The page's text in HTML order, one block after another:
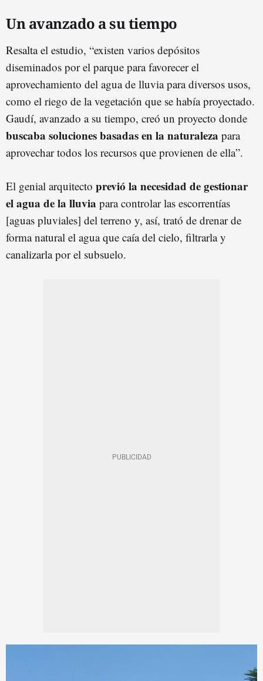
Un avanzado a su tiempo
Resalta el estudio, “existen varios depósitos
diseminados por el parque para favorecer el
aprovechamiento del agua de lluvia para diversos usos,
como el riego de la vegetación que se había proyectado.
Gaudí, avanzado a su tiempo, creó un proyecto donde
buscaba soluciones basadas en la naturaleza para
aprovechar todos los recursos que provienen de ella”.
El genial arquitecto previó la necesidad de gestionar
el agua de la lluvia para controlar las escorrentías
[aguas pluviales] del terreno y, así, trató de drenar de
forma natural el agua que caía del cielo, filtrarla y
canalizarla por el subsuelo.